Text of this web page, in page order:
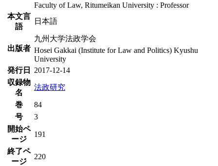
Faculty of Law, Ritumeikan University : Professor
本文言
語
日本語
出版者
九州大学法政学会
Hosei Gakkai (Institute for Law and Politics) Kyushu
University
発行日
2017-12-14
収録物
名
法政研究
巻
84
号
3
開始ペ
ージ
191
終了ペ
ージ
220